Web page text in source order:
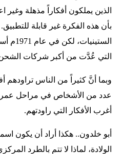
الذين يملكون أفكاراً مذهلة وغير
بأن هذه الفكرة غير قابلة
التي عُدَّت من أكبر شركات الشحن
وبما أنَّ كثيراً من الناس تراودهم
عدد من الأشخاص في مراحل
أغرب الأفكار التي راودتهم.
أبو خلدون.. هكذا أراد أن يكون
الولادة، لماذا لا تتم بالطرد